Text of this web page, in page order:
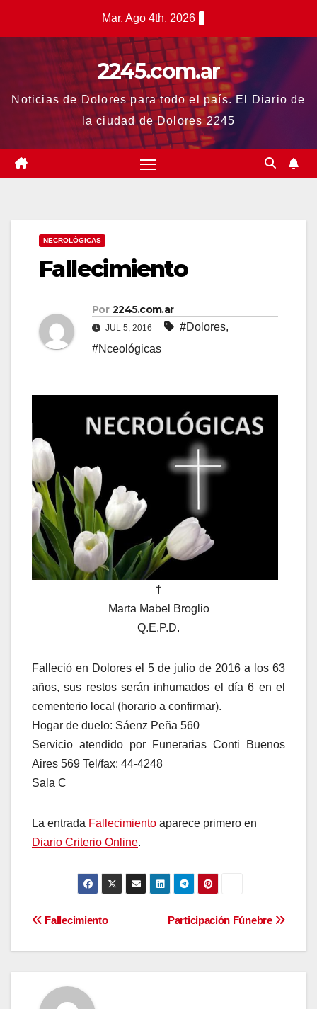
Mar. Ago 4th, 2026
2245.com.ar
Noticias de Dolores para todo el país. El Diario de
la ciudad de Dolores 2245
NECROLÓGICAS
Fallecimiento
Por 2245.com.ar
JUL 5, 2016 #Dolores,
#Nceológicas
†
Marta Mabel Broglio
Q.E.P.D.
Falleció en Dolores el 5 de julio de 2016 a los 63
años, sus restos serán inhumados el día 6 en el
cementerio local (horario a confirmar).
Hogar de duelo: Sáenz Peña 560
Servicio atendido por Funerarias Conti Buenos
Aires 569 Tel/fax: 44-4248
Sala C
La entrada Fallecimiento aparece primero en
Diario Criterio Online.
Navegación
de
entradas
Participación Fúnebre
Fallecimiento